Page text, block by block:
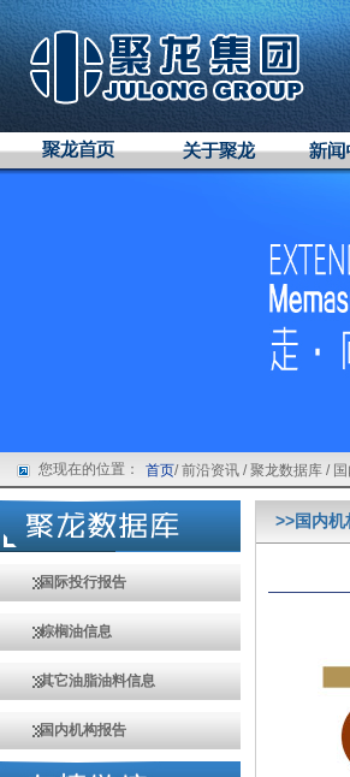
您现在的位置： 首页/ 前沿资讯 / 聚龙数据库 /
国际投行报告
棕榈油信息
其它油脂油料信息
国内机构报告
>>国内机